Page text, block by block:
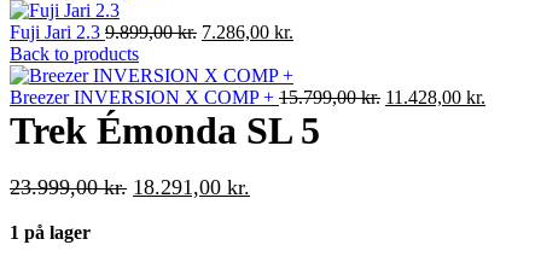
Fuji Jari 2.3 9.899,00kr. Den
pris
var:
9.899,00 kr..
7.286,00 kr.
pris
er:
7.286,00 kr..
Back to products
Breezer INVERSION X COMP + 15.799,00kr. Den
11.428,00 kr.
Trek Émonda SL 5
23.999,00kr. Den
18.291,00 kr.
1 på lager